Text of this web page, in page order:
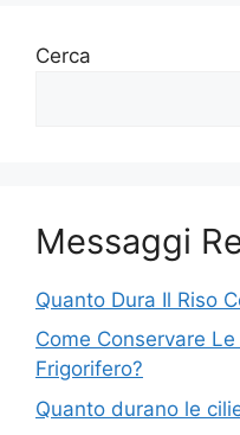
Cerca
Messaggi
Quanto Dura Il Riso
Come Conservare
Frigorifero?
Quanto durano le